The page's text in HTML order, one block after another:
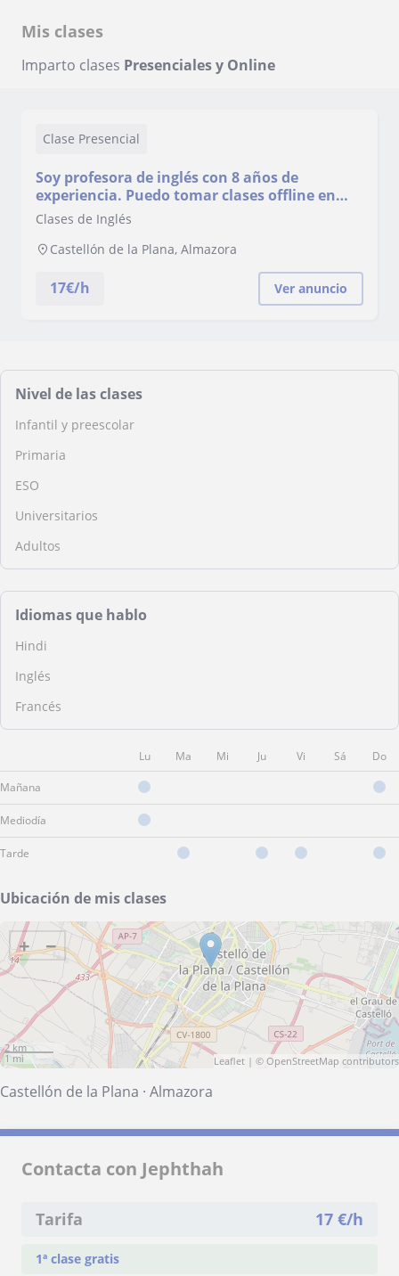
Mis clases
Imparto clases Presenciales y Online
Clase Presencial
Soy profesora de inglés con 8 años de
experiencia. Puedo tomar clases offline en
Castellón De La Plana y clases online para
todos los niveles
Clases de Inglés
Castellón de la Plana, Almazora
17€/h Ver anuncio
Nivel de las clases
Infantil y preescolar
Primaria
ESO
Universitarios
Adultos
Idiomas que hablo
Hindi
Inglés
Francés
Lu Ma Mi Ju Vi Sá Do
Mañana
Mediodía
Tarde
Ubicación de mis clases
+ −
2 km
1 mi
Leaflet | © OpenStreetMap contributors
Castellón de la Plana · Almazora
Contacta con Jephthah
Tarifa 17 €/h
1ª clase gratis